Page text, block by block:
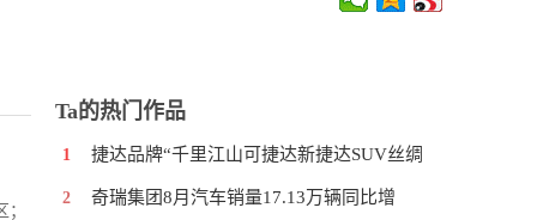
Ta的热门作品
1 捷达品牌“千里江山可捷达新捷达SUV丝绸
2 奇瑞集团8月汽车销量17.13万辆同比增